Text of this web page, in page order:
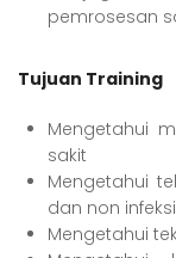
pemrosesan
Tujuan Training
Mengetahui
sakit
Mengetahui
dan non
Mengetahui